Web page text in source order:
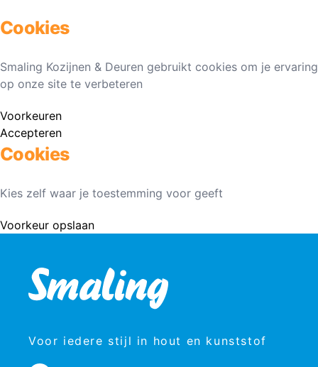
Cookies
Smaling Kozijnen & Deuren gebruikt cookies om je ervaring
op onze site te verbeteren
Voorkeuren
Accepteren
Cookies
Kies zelf waar je toestemming voor geeft
Voorkeur opslaan
Voor iedere stijl in hout en kunststof